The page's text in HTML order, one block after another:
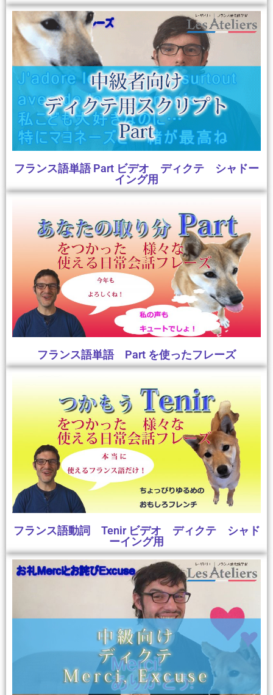
フランス語単語 Part ビデオ ディクテ シャドー
イング用
フランス語単語 Part を使ったフレーズ
フランス語動詞 Tenir ビデオ ディクテ シャド
ーイング用